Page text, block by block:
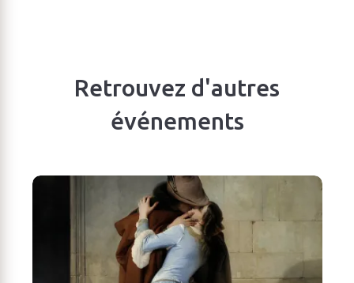
Retrouvez d'autres
événements